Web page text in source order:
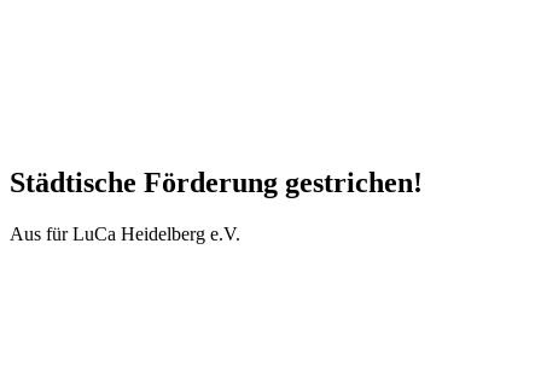
Städtische Förderung gestrichen!
Aus für LuCa Heidelberg e.V.